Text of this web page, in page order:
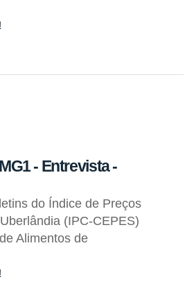
- Entrevista -
do Índice de Preços
(IPC-CEPES)
Alimentos de